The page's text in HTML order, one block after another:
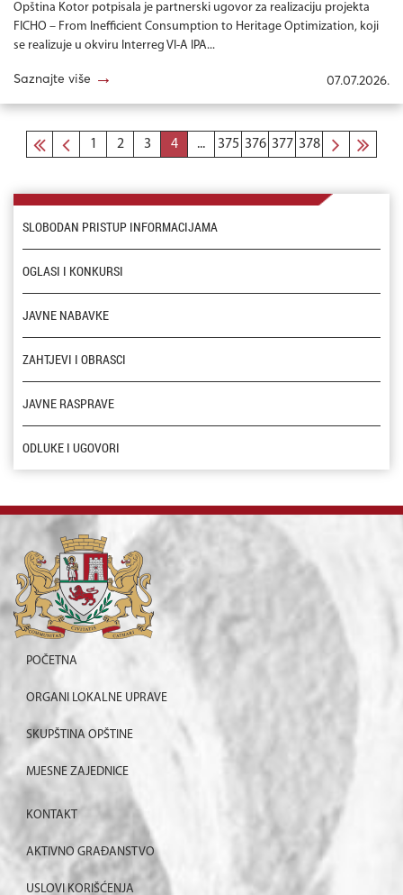
Opština Kotor potpisala je partnerski ugovor za realizaciju projekta
FICHO – From Inefficient Consumption to Heritage Optimization, koji
se realizuje u okviru Interreg VI-A IPA...
Saznajte više → 07.07.2026.
1 2 3 4 ... 375 376 377 378
SLOBODAN PRISTUP INFORMACIJAMA
OGLASI I KONKURSI
JAVNE NABAVKE
ZAHTJEVI I OBRASCI
JAVNE RASPRAVE
ODLUKE I UGOVORI
POČETNA
ORGANI LOKALNE UPRAVE
SKUPŠTINA OPŠTINE
MJESNE ZAJEDNICE
KONTAKT
AKTIVNO GRAĐANSTVO
USLOVI KORIŠĆENJA